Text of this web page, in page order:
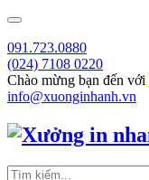
091.723.0880
(024) 7108 0220
Chào mừng bạn đến với
info@xuonginhanh.vn